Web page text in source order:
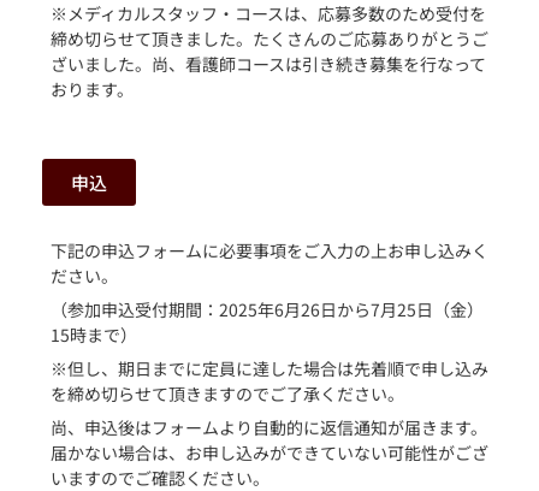
※メディカルスタッフ・コースは、応募多数のため受付を
締め切らせて頂きました。たくさんのご応募ありがとうご
ざいました。尚、看護師コースは引き続き募集を行なって
おります。
申込
下記の申込フォームに必要事項をご入力の上お申し込みく
ださい。
（参加申込受付期間：2025年6月26日から7月25日（金）
15時まで）
※但し、期日までに定員に達した場合は先着順で申し込み
を締め切らせて頂きますのでご了承ください。
尚、申込後はフォームより自動的に返信通知が届きます。
届かない場合は、お申し込みができていない可能性がござ
いますのでご確認ください。